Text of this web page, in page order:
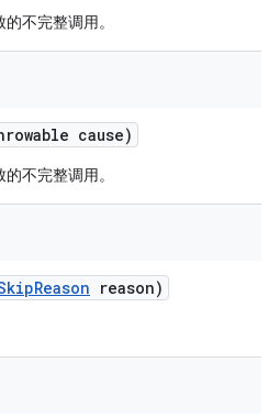
不完整调用。
cause)
不完整调用。
Reason reason)